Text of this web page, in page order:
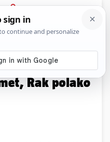
PRIJAVA
Komentari
senzualno,
Rak polako